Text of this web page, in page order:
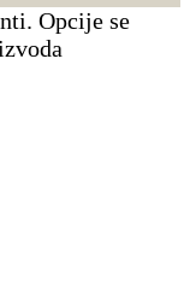
Opcije se